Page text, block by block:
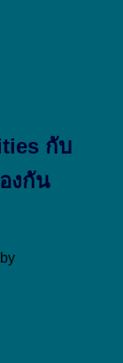
กับ
งกัน
by